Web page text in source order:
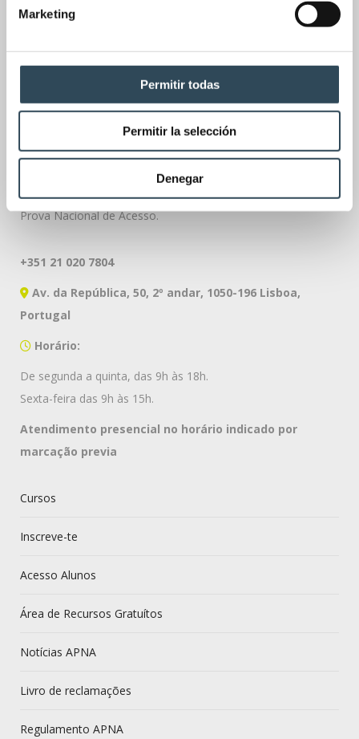
Marketing
Permitir todas
Permitir la selección
Denegar
A Academia PNA é um centro líder na preparação para a
Prova Nacional de Acesso.
+351 21 020 7804
Av. da República, 50, 2º andar, 1050-196 Lisboa,
Portugal
Horário:
De segunda a quinta, das 9h às 18h.
Sexta-feira das 9h às 15h.
Atendimento presencial no horário indicado por
marcação previa
Cursos
Inscreve-te
Acesso Alunos
Área de Recursos Gratuítos
Notícias APNA
Livro de reclamações
Regulamento APNA